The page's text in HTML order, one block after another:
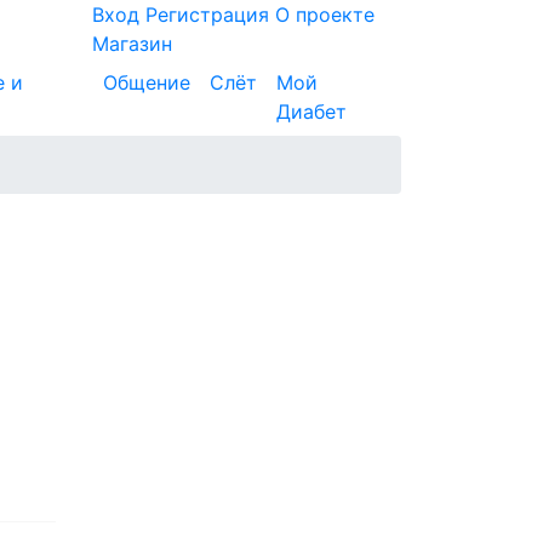
Вход Регистрация О проекте
Магазин
и
Общение Слёт
Мой
Диабет